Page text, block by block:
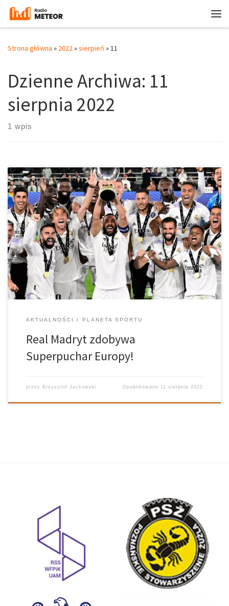
Przejdź do treści
Strona główna » 2022»sierpień »11
Dzienne Archiwa: 11
sierpnia 2022
1 wpis
Real Madryt rozpoczął sezon 2022/23 z przytupem. W spotkaniu o
Superpuchar Europy pokonał ubiegłorocznego zwycięzcę Ligi
Europy, Eintracht Frankfurt 2:0. Dla zespołu prowadzonego przez
Carlo Ancelottiego jest to piąty puchar w historii. Przebieg
spotkania Mecz od początku do samego końca […]
AKTUALNOŚCI PLANETA SPORTU
Real Madryt zdobywa
Superpuchar Europy!
przez Krzysztof Jackowski Opublikowano 11 sierpnia 2022